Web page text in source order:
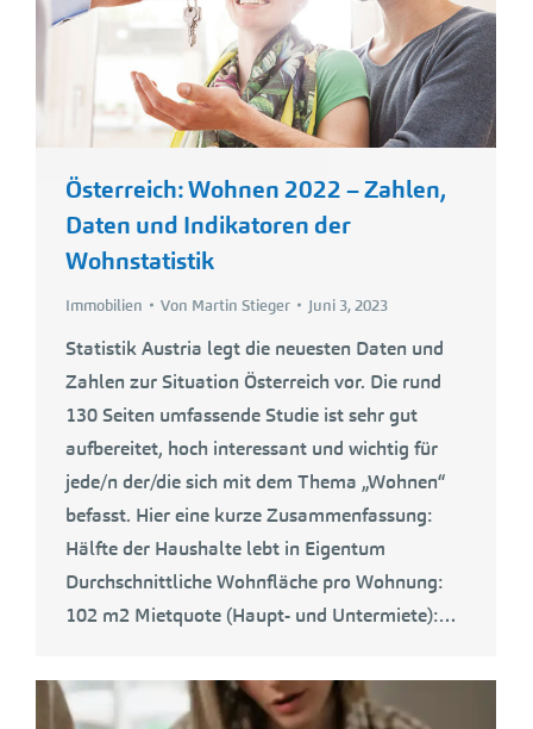
Österreich: Wohnen 2022 – Zahlen,
Daten und Indikatoren der
Wohnstatistik
Immobilien Von Martin Stieger Juni 3, 2023
Statistik Austria legt die neuesten Daten und
Zahlen zur Situation Österreich vor. Die rund
130 Seiten umfassende Studie ist sehr gut
aufbereitet, hoch interessant und wichtig für
jede/n der/die sich mit dem Thema „Wohnen“
befasst. Hier eine kurze Zusammenfassung:
Hälfte der Haushalte lebt in Eigentum
Durchschnittliche Wohnfläche pro Wohnung:
102 m2 Mietquote (Haupt- und Untermiete):…